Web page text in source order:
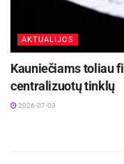
AKTUALIJOS
Kauniečiams toliau
centralizuotų tinklų
2026-07-03